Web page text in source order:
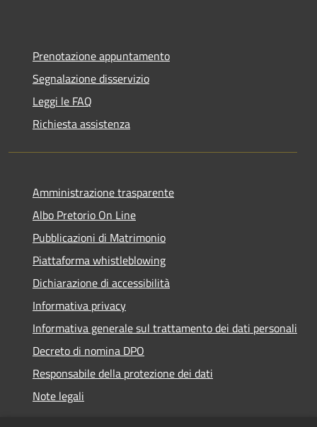
Prenotazione appuntamento
Segnalazione disservizio
Leggi le FAQ
Richiesta assistenza
Amministrazione trasparente
Albo Pretorio On Line
Pubblicazioni di Matrimonio
Piattaforma whistleblowing
Dichiarazione di accessibilità
Informativa privacy
Informativa generale sul trattamento dei dati personali
Decreto di nomina DPO
Responsabile della protezione dei dati
Note legali